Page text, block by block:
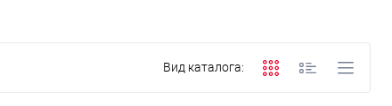
Вид каталога: